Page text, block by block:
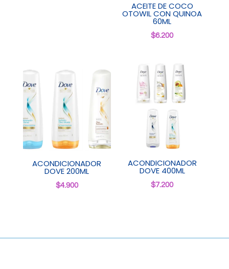
ACEITE DE COCO
OTOWIL CON QUINOA
60ML
$6.200
ACONDICIONADOR
DOVE 200ML
$4.900
ACONDICIONADOR
DOVE 400ML
$7.200